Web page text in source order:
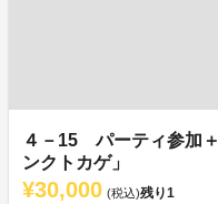
４－15 パーティ参加
ンクトカゲ」
¥30,000 (税込)残り1